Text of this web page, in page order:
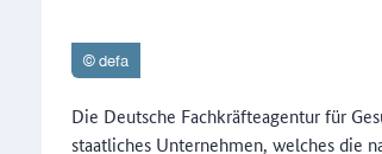
Die Deutsche Fachkräfteagentur für
staatliches Unternehmen, welches die